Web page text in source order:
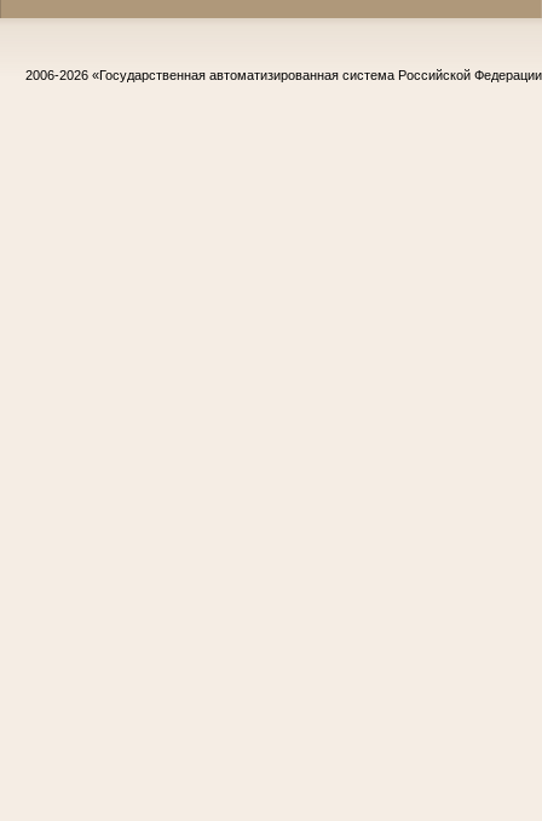
2006-2026 «Государственная автоматизированная система Российской